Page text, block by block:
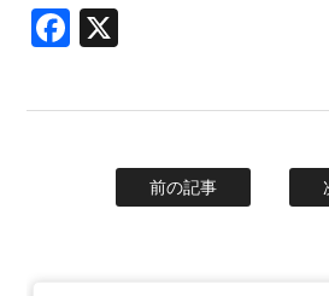
Facebook
前の記事